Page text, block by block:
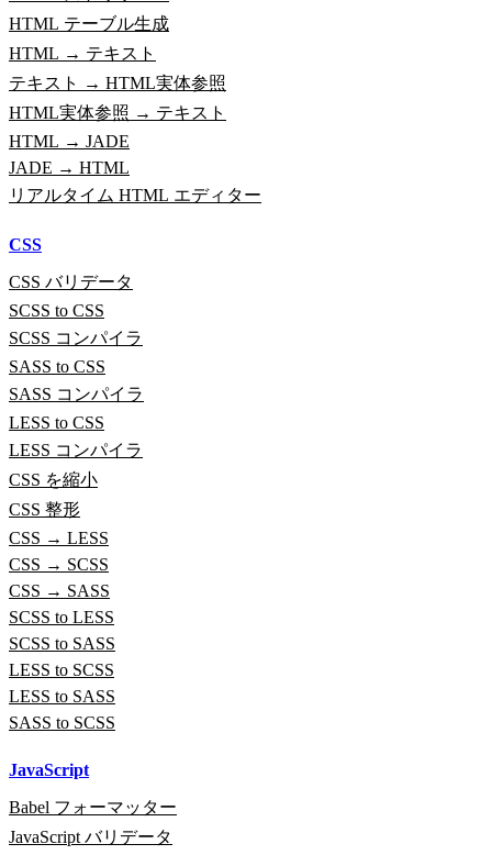
HTML テーブル生成
HTML → テキスト
テキスト → HTML実体参照
HTML実体参照 → テキスト
HTML → JADE
JADE → HTML
リアルタイム HTML エディター
CSS
CSS バリデータ
SCSS to CSS
SCSS コンパイラ
SASS to CSS
SASS コンパイラ
LESS to CSS
LESS コンパイラ
CSS を縮小
CSS 整形
CSS → LESS
CSS → SCSS
CSS → SASS
SCSS to LESS
SCSS to SASS
LESS to SCSS
LESS to SASS
SASS to SCSS
JavaScript
Babel フォーマッター
JavaScript バリデータ